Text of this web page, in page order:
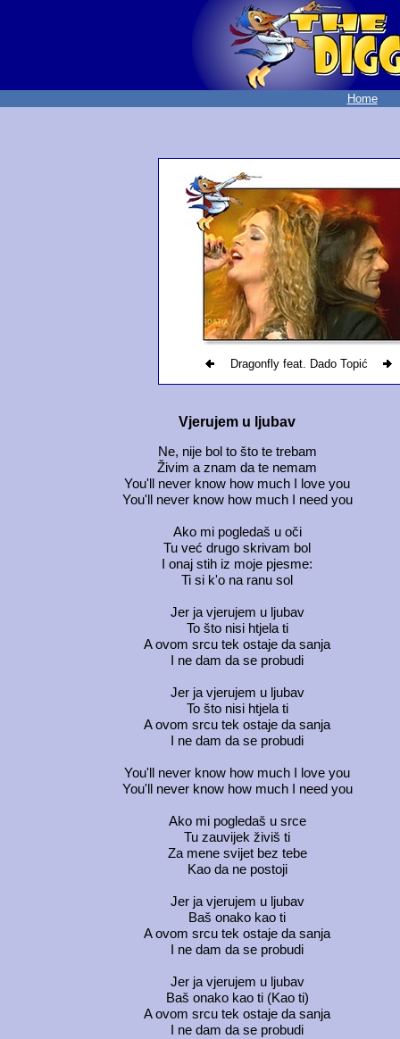
Home
Dragonfly feat. Dado Topić
Vjerujem u ljubav
Ne, nije bol to što te trebam
Živim a znam da te nemam
You'll never know how much I love you
You'll never know how much I need you
Ako mi pogledaš u oči
Tu već drugo skrivam bol
I onaj stih iz moje pjesme:
Ti si k'o na ranu sol
Jer ja vjerujem u ljubav
To što nisi htjela ti
A ovom srcu tek ostaje da sanja
I ne dam da se probudi
Jer ja vjerujem u ljubav
To što nisi htjela ti
A ovom srcu tek ostaje da sanja
I ne dam da se probudi
You'll never know how much I love you
You'll never know how much I need you
Ako mi pogledaš u srce
Tu zauvijek živiš ti
Za mene svijet bez tebe
Kao da ne postoji
Jer ja vjerujem u ljubav
Baš onako kao ti
A ovom srcu tek ostaje da sanja
I ne dam da se probudi
Jer ja vjerujem u ljubav
Baš onako kao ti (Kao ti)
A ovom srcu tek ostaje da sanja
I ne dam da se probudi